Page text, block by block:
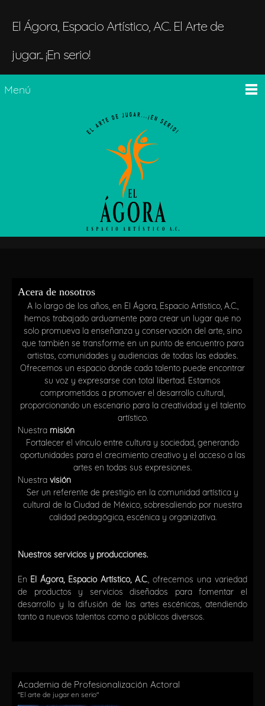
El Ágora, Espacio Artístico, AC. El Arte de
jugar... ¡En serio!
Menú
Acera de nosotros
A lo largo de los años, en El Ágora, Espacio Artístico, A.C.,
hemos trabajado arduamente para crear un lugar que no
solo promueva la enseñanza y conservación del arte, sino
que también se transforme en un punto de encuentro para
artistas, comunidades y audiencias de todas las edades.
Ofrecemos un espacio donde cada talento puede encontrar
su voz y expresarse con total libertad. Estamos
comprometidos a promover el desarrollo cultural,
proporcionando un escenario para la creatividad y el talento
artístico.
Nuestra misión
Fortalecer el vínculo entre cultura y sociedad, generando
oportunidades para el crecimiento creativo y el acceso a las
artes en todas sus expresiones.
Nuestra visión
Ser un referente de prestigio en la comunidad artística y
cultural de la Ciudad de México, sobresaliendo por nuestra
calidad pedagógica, escénica y organizativa.
Nuestros servicios y producciones.
En El Ágora, Espacio Artístico, A.C., ofrecemos una variedad
de productos y servicios diseñados para fomentar el
desarrollo y la difusión de las artes escénicas, atendiendo
tanto a nuevos talentos como a públicos diversos.
Academia de Profesionalización Actoral
"El arte de jugar en serio"